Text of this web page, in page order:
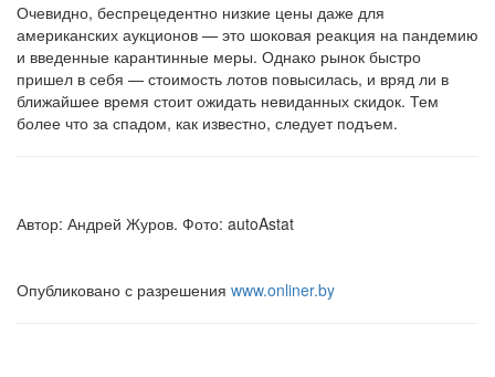
Очевидно, беспрецедентно низкие цены даже для
американских аукционов — это шоковая реакция на пандемию
и введенные карантинные меры. Однако рынок быстро
пришел в себя — стоимость лотов повысилась, и вряд ли в
ближайшее время стоит ожидать невиданных скидок. Тем
более что за спадом, как известно, следует подъем.
Автор: Андрей Журов. Фото: autoAstat
Опубликовано с разрешения www.onliner.by